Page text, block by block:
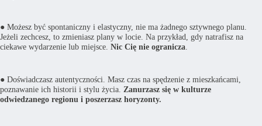
● Możesz być spontaniczny i elastyczny, nie ma żadnego sztywnego planu.
Jeżeli zechcesz, to zmieniasz plany w locie. Na przykład, gdy natrafisz na
ciekawe wydarzenie lub miejsce. Nic Cię nie ogranicza.
● Doświadczasz autentyczności. Masz czas na spędzenie z mieszkańcami,
poznawanie ich historii i stylu życia. Zanurzasz się w kulturze
odwiedzanego regionu i poszerzasz horyzonty.